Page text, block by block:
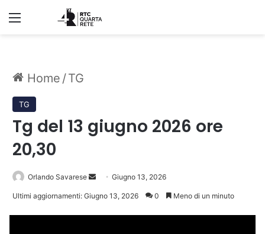
Menu
Home /TG
TG
Tg del 13 giugno 2026 ore
20,30
Orlando Savarese
Invia Giugno 13, 2026
Ultimi aggiornamenti: Giugno 13, 2026 0 Meno di un minuto